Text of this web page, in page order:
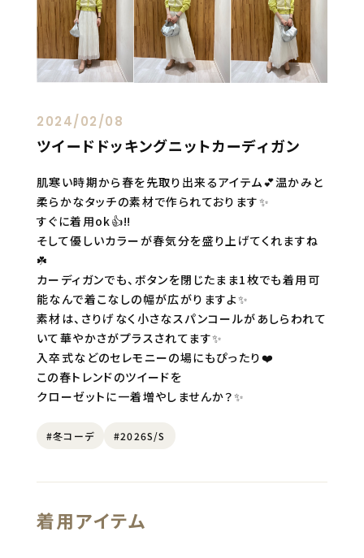
2024/02/08
ツイードドッキングニットカーディガン
肌寒い時期から春を先取り出来るアイテム💕温かみと
柔らかなタッチの素材で作られております✨
すぐに着用ok👍‼️
そして優しいカラーが春気分を盛り上げてくれますね
☘️
カーディガンでも、ボタンを閉じたまま1枚でも着用可
能なんで着こなしの幅が広がりますよ✨
素材は、さりげなく小さなスパンコールがあしらわれて
いて華やかさがプラスされてます✨
入卒式などのセレモニーの場にもぴったり❤️
この春トレンドのツイードを
クローゼットに一着増やしませんか？✨
#冬コーデ #2026S/S
着用アイテム